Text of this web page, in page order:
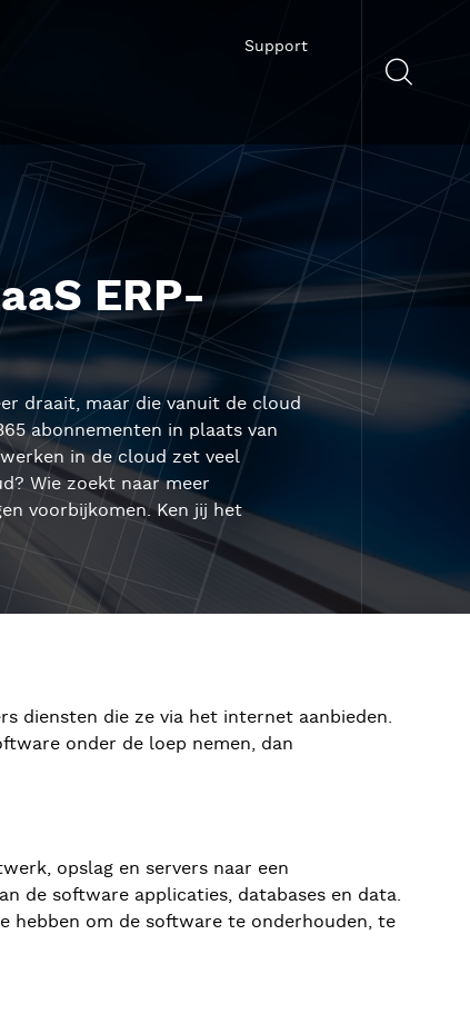
Support
ERP-
draait, maar die vanuit de cloud
abonnementen in plaats van
in de cloud zet veel
Wie zoekt naar meer
voorbijkomen. Ken jij het
diensten die ze via het internet aanbieden.
onder de loep nemen, dan
opslag en servers naar een
de software applicaties, databases en data.
hebben om de software te onderhouden, te